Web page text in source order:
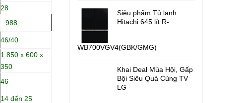
28
988
46/40
1.850 x 600 x
350
46
14 đến 25
Siêu phẩm Tủ lạnh
Hitachi 645 lít R-
WB700VGV4(GBK/GMG)
Khai Deal Mùa Hội, Gấp
Bội Siêu Quà Cùng TV
LG